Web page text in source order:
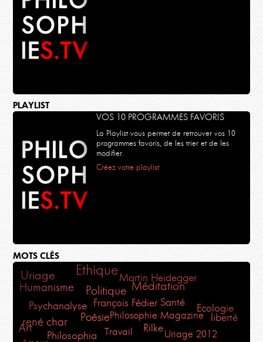
PLAYLIST
VOS 10 PROGRAMMES FAVORIS
La Playlist vous permet de retrouver vos 10
programmes favoris, de les trier et de les
modifier.
Créez votre playlist
MOTS CLÉS
Uriage EthiqueMartin Heidegger
Humanisme PolitiqueMéditation
Psychanalyse François FédierSanté Ecologie
rené char PoésiePhilosophie Magazine liberté
Art
Philosophia Travail Rilke
Uriage 2012